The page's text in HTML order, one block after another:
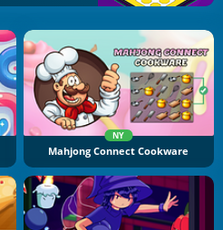
NY
Mahjong Connect Cookware